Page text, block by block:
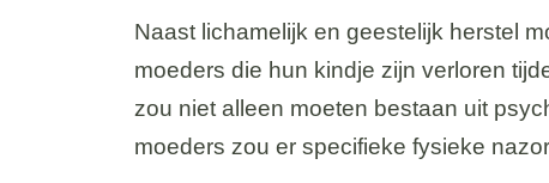
Naast lichamelijk en geestelijk herstel
moeders die hun kindje zijn verloren
zou niet alleen moeten bestaan uit
moeders zou er specifieke fysieke